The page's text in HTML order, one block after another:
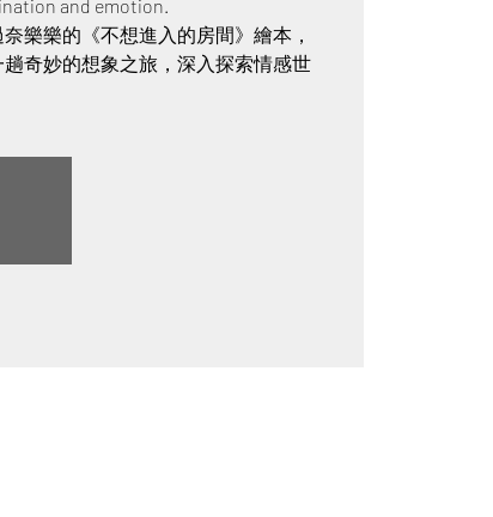
and emotion.
樂樂的《不想進入的房間》繪本，
奇妙的想象之旅，深入探索情感世